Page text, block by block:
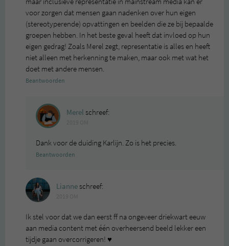
voor zorgen dat mensen gaan nadenken over hun eigen
(stereotyperende) opvattingen en beelden die ze bij bepaalde
groepen hebben. In het beste geval heeft dat invloed op hun
eigen gedrag! Zoals Merel zegt, representatie is alles en heeft
niet alleen met herkenning te maken, maar ook met wat het
doet met andere mensen.
Beantwoorden
Merel schreef:
Dank voor de duiding Karlijn. Zo is het precies.
Beantwoorden
Lianneschreef:
Ik stel voor dat we dan eerst ff na ongeveer driekwart eeuw
aan media content met één overheersend beeld lekker een
tijdje gaan overcorrigeren! ♥️